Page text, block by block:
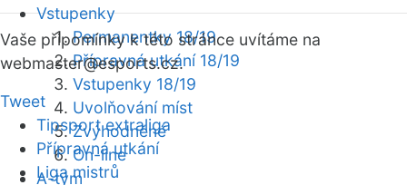
Vstupenky
Permanentky 18/19
Přípravná utkání 18/19
Vstupenky 18/19
Uvolňování míst
Zvýhodněné
On-line
A-tým
Vaše připomínky k této stránce uvítáme na
webmaster@esports.cz.
Tweet
Tipsport extraliga
Přípravná utkání
Liga mistrů